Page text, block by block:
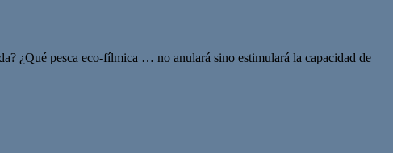
¿Qué pesca eco-fílmica … no anulará sino estimulará la capacidad de